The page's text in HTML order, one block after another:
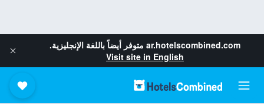
ar.hotelscombined.com متوفر أيضاً باللغة الإنجليزية.
Visit site in English